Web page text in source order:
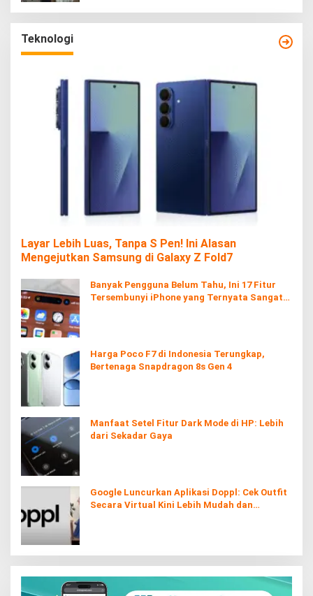
Teknologi
Layar Lebih Luas, Tanpa S Pen! Ini Alasan
Mengejutkan Samsung di Galaxy Z Fold7
Banyak Pengguna Belum Tahu, Ini 17 Fitur
Tersembunyi iPhone yang Ternyata Sangat
Harga Poco F7 di Indonesia Terungkap,
Bertenaga Snapdragon 8s Gen 4
Manfaat Setel Fitur Dark Mode di HP: Lebih
dari Sekadar Gaya
Google Luncurkan Aplikasi Doppl: Cek Outfit
Secara Virtual Kini Lebih Mudah dan